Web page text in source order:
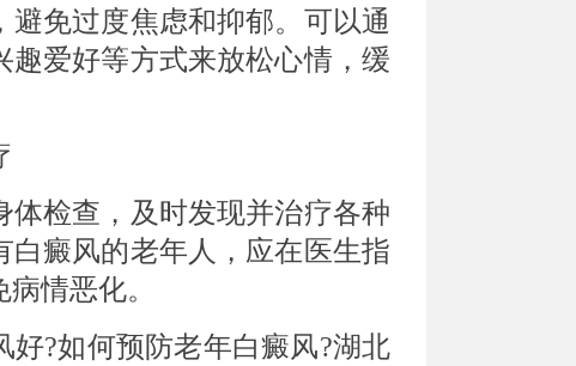
避免过度焦虑和抑郁。可以通
趣爱好等方式来放松心情，缓
检查，及时发现并治疗各种
白癜风的老年人，应在医生指
情恶化。
?如何预防老年白癜风?湖北